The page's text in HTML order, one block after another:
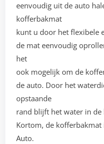
eenvoudig uit de auto
kofferbakmat
kunt u door het flexibele
de mat eenvoudig
het
ook mogelijk om de
de auto. Door het
opstaande
rand blijft het water in de
Kortom, de
Auto.